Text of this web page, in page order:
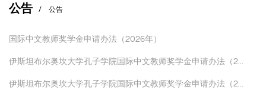
公告 公告
国际中文教师奖学金申请办法（2026年）
伊斯坦布尔奥坎大学孔子学院国际中文教师奖学金申请办法（2...
伊斯坦布尔奥坎大学孔子学院国际中文教师奖学金申请办法（2...